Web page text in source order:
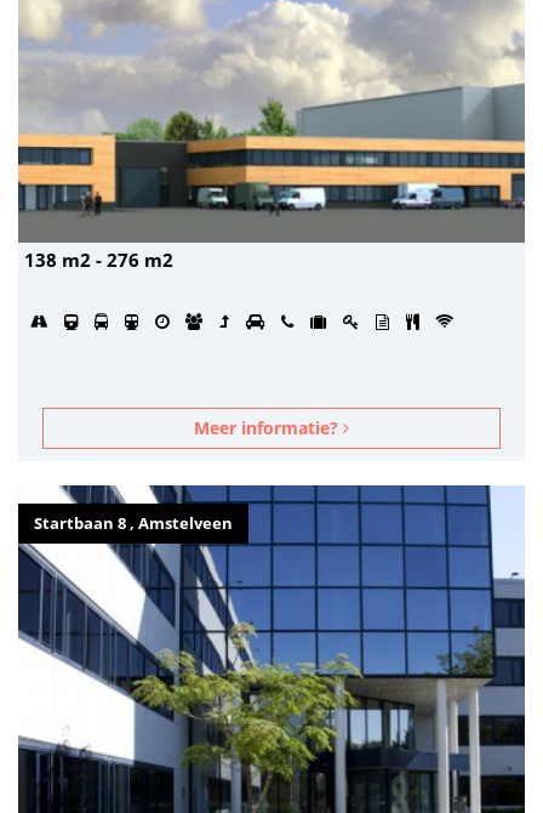
138 m2 - 276 m2
Meer informatie?
Startbaan 8 , Amstelveen